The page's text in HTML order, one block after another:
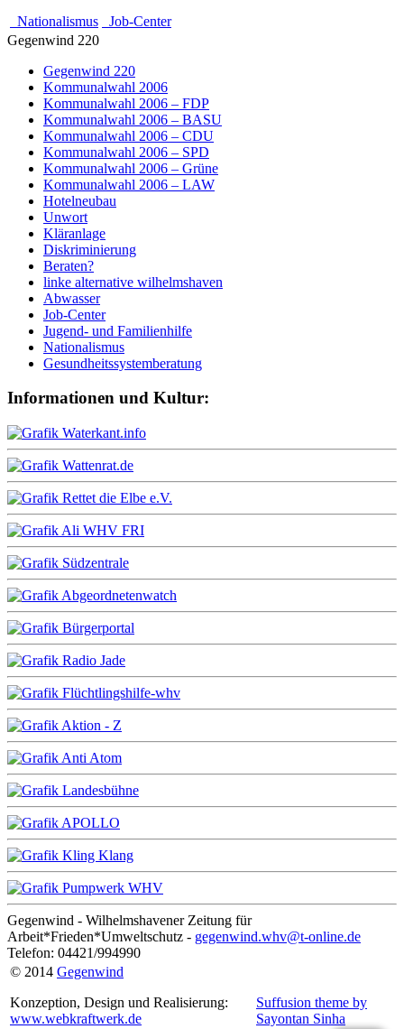
Nationalismus
Job-Center
Gegenwind 220
Gegenwind 220
Kommunalwahl 2006
Kommunalwahl 2006 – FDP
Kommunalwahl 2006 – BASU
Kommunalwahl 2006 – CDU
Kommunalwahl 2006 – SPD
Kommunalwahl 2006 – Grüne
Kommunalwahl 2006 – LAW
Hotelneubau
Unwort
Kläranlage
Diskriminierung
Beraten?
linke alternative wilhelmshaven
Abwasser
Job-Center
Jugend- und Familienhilfe
Nationalismus
Gesundheitssystemberatung
Informationen und Kultur:
Gegenwind - Wilhelmshavener Zeitung für
Arbeit*Frieden*Umweltschutz - gegenwind.whv@t-online.de
Telefon: 04421/994990
© 2014 Gegenwind
Konzeption, Design und Realisierung:
www.webkraftwerk.de
Suffusion theme by
Sayontan Sinha